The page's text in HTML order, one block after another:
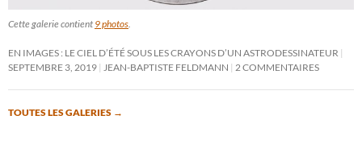
Cette galerie contient 9 photos.
EN IMAGES : LE CIEL D’ÉTÉ SOUS LES CRAYONS D’UN ASTRODESSINATEUR
SEPTEMBRE 3, 2019 JEAN-BAPTISTE FELDMANN 2 COMMENTAIRES
TOUTES LES GALERIES →